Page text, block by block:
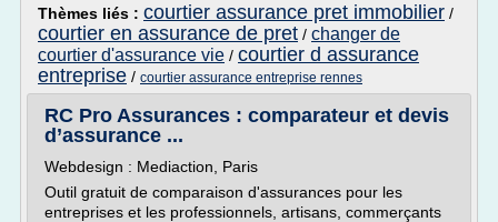
Thèmes liés : courtier assurance pret immobilier /
courtier en assurance de pret / changer de
courtier d'assurance vie / courtier d assurance
entreprise / courtier assurance entreprise rennes
RC Pro Assurances : comparateur et devis
d’assurance ...
Webdesign : Mediaction, Paris
Outil gratuit de comparaison d'assurances pour les
entreprises et les professionnels, artisans, commerçants